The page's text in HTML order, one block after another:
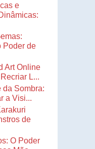
e
Poder de
Art Online
L...
da Sombra:
a Visi...
de
O Poder